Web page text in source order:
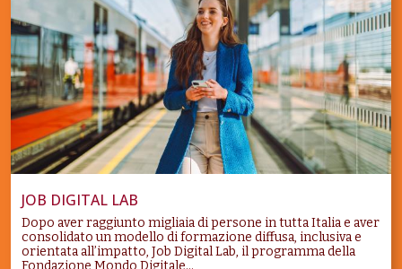
JOB DIGITAL LAB
Dopo aver raggiunto migliaia di persone in tutta Italia e aver
consolidato un modello di formazione diffusa, inclusiva e
orientata all’impatto, Job Digital Lab, il programma della